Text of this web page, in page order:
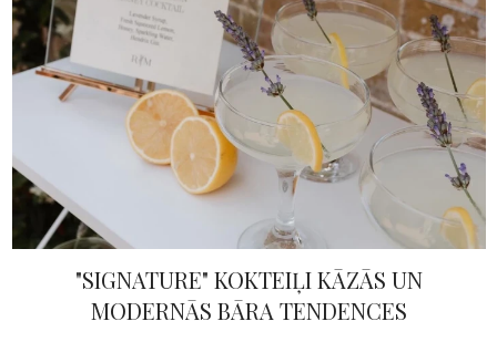
KOKTEIĻI KĀZĀS UN
BĀRA TENDENCES